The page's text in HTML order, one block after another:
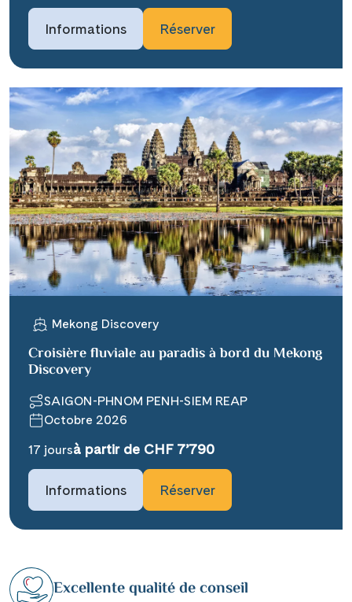
Informations Réserver
Mekong Discovery
Croisière fluviale au paradis à bord du Mekong
Discovery
SAIGON-PHNOM PENH-SIEM REAP
Octobre 2026
17 joursà partir de CHF 7’790
Informations Réserver
Excellente qualité de conseil